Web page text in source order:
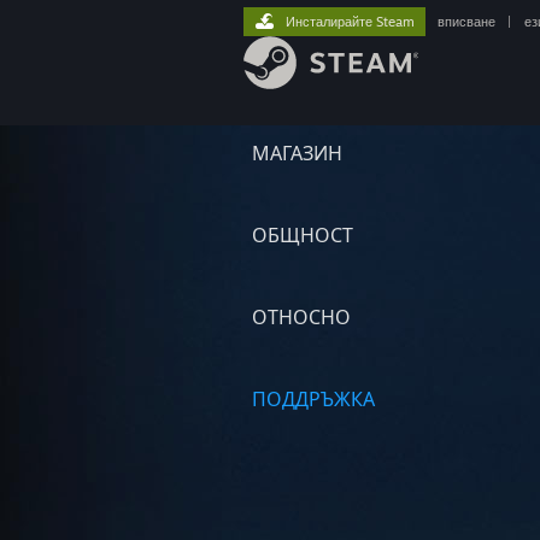
МАГАЗИН
ОБЩНОСТ
ОТНОСНО
ПОДДРЪЖКА
Инсталирайте Steam вписване